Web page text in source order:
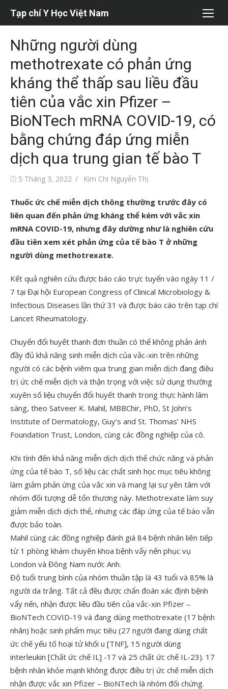
dung
Tạp chí Y Học Việt Nam
Những người dùng
methotrexate có phản ứng
kháng thể thấp sau liều đầu
tiên của vắc xin Pfizer –
BioNTech mRNA COVID-19, có
bằng chứng đáp ứng miễn
dịch qua trung gian tế bào T
Đăng5 Tháng 3, 2022
Tác
Kim Chi Nguyễn Thị
Thuốc ức chế miễn dịch thông thường trước đây có
liên quan đến phản ứng kháng thể kém với vắc xin
mRNA COVID-19, nhưng đây dường như là nghiên cứu
đầu tiên xem xét phản ứng của tế bào T ở những
người dùng methotrexate.
Kết quả nghiên cứu được báo cáo trực tuyến vào ngày 11 /
7 tại Đại hội European Congress of Clinical Microbiology &
Infectious Diseases lần thứ 31 và được báo cáo trên tạp chí
Lancet Rheumatology.
Chuyển đổi huyết thanh đơn thuần có thể không phản ánh
đầy đủ khả năng sinh miễn dịch của vắc-xin trên những
người có các bệnh viêm qua trung gian miễn dịch đang điều
trị ức chế miễn dịch và thận trọng với việc sử dụng thường
xuyên số liệu chuyển đổi huyết thanh trong thực hành lâm
sàng, theo Satveer K. Mahil, MBBChir, PhD, St John’s
Institute of Dermatology, Guy’s and St. Thomas’ NHS
Foundation Trust, London, cùng các đồng nghiệp của cô.
Khi tính đến khả năng miễn dịch dịch thể chức năng và phản
ứng của tế bào T, số liệu các chất sinh học mục tiêu không
làm giảm phản ứng của vắc xin và mang lại sự yên tâm với
nhóm đối tượng dễ tổn thương này. Methotrexate làm suy
giảm miễn dịch dịch thể, nhưng các đáp ứng của tế bào vẫn
được bảo toàn.
Mahil cùng các đồng nghiệp đánh giá 84 bệnh nhân liên tiếp
từ 1 phòng khám chuyên khoa bệnh vẩy nến phục vụ
London và Đông Nam nước Anh.
Độ tuổi trung bình của nhóm thuần tập là 43 tuổi và 85% là
người da trắng. Tất cả đều được chẩn đoán xác định bệnh
vẩy nến, nhận được liều đầu tiên của vắc-xin Pfizer –
BioNTech COVID-19 và đang dùng methotrexate (17 bệnh
nhân) hoặc sinh phẩm mục tiêu (27 người đang dùng chất
ức chế yếu tố hoại tử khối u [TNF], 15 người dùng
interleukin [Chất ức chế IL] -17 và 25 chất ức chế IL-23). 17
bệnh nhân khỏe mạnh không được điều trị ức chế miễn dịch
nhận được vắc xin Pfizer – BioNTech là nhóm đối chứng.